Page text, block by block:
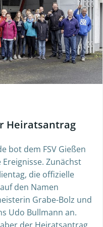
Heiratsantrag
bot dem FSV Gießen
Zunächst
die offizielle
den Namen
Grabe-Bolz und
Udo Bullmann an.